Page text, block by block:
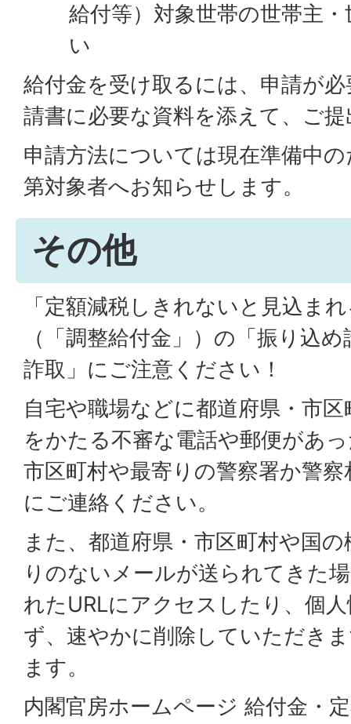
給付等）対象世帯の世帯主
い
給付金を受け取るには、申請が
請書に必要な資料を添えて、ご
申請方法については現在準備中
第対象者へお知らせします。
その他
「定額減税しきれないと見込ま
（「調整給付金」）の「振り込
詐取」にご注意ください！
自宅や職場などに都道府県・市
をかたる不審な電話や郵便があ
市区町村や最寄りの警察署か警
にご連絡ください。
また、都道府県・市区町村や国
りのないメールが送られてきた
れたURLにアクセスしたり、個
ず、速やかに削除していただき
ます。
内閣官房ホームページ 給付金・